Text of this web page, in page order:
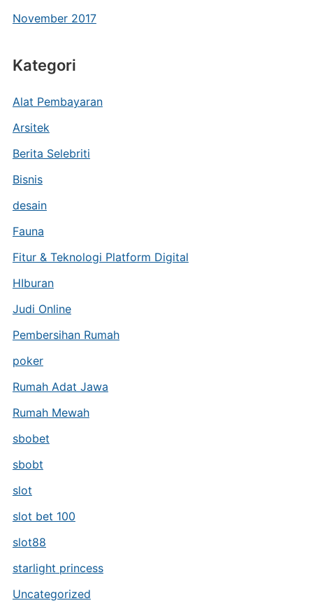
November 2017
Kategori
Alat Pembayaran
Arsitek
Berita Selebriti
Bisnis
desain
Fauna
Fitur & Teknologi Platform Digital
HIburan
Judi Online
Pembersihan Rumah
poker
Rumah Adat Jawa
Rumah Mewah
sbobet
sbobt
slot
slot bet 100
slot88
starlight princess
Uncategorized